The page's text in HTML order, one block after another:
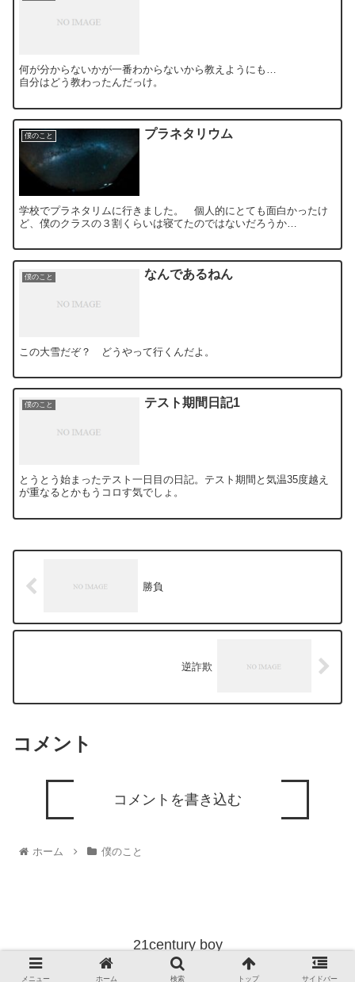
何が分からないかが一番わからないから教えようにも…
自分はどう教わったんだっけ。
僕のこと プラネタリウム
学校でプラネタリムに行きました。 個人的にとても面白かったけ
ど、僕のクラスの３割くらいは寝てたのではないだろうか…
僕のこと なんであるねん
この大雪だぞ？ どうやって行くんだよ。
僕のこと テスト期間日記1
とうとう始まったテスト一日目の日記。テスト期間と気温35度越え
が重なるとかもうコロす気でしょ。
勝負
逆詐欺
コメント
コメントを書き込む
ホーム 僕のこと
21century boy
© 2021 21century boy.
メニュー ホーム 検索 トップ サイドバー